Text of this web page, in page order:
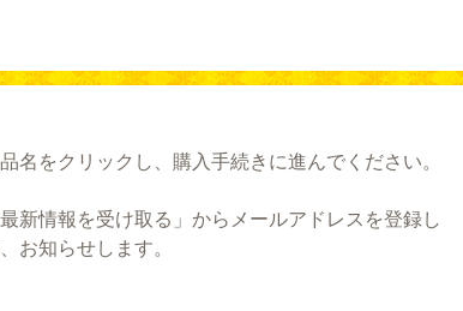
名をクリックし、購入手続きに進んでください。
新情報を受け取る」からメールアドレスを登録し
お知らせします。